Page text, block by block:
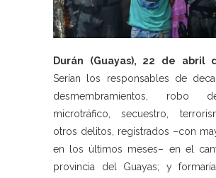
Durán (Guayas), 22 de abril
Serían los responsables de
desmembramientos, robo
microtráfico, secuestro,
otros delitos, registrados –con
en los últimos meses– en el
provincia del Guayas; y